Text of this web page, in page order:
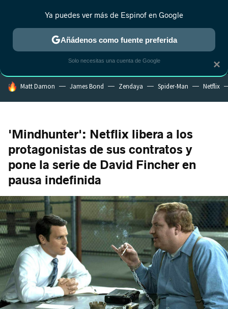
MENÚ NUEVO
ESTRENOS REALITY ANIME RANKINGS CINE
HOY SE HABLA DE
Matt Damon James Bond Zendaya Spider-Man Netflix
'Mindhunter': Netflix libera a los
protagonistas de sus contratos y
pone la serie de David Fincher en
pausa indefinida
×
Ya puedes ver más de Espinof en Google
Añádenos como fuente preferida
Solo necesitas una cuenta de Google